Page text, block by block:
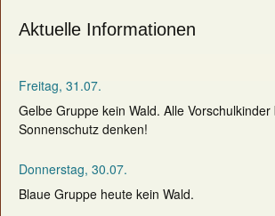
Aktuelle Informationen
Freitag, 31.07.
Gelbe Gruppe kein Wald. Alle Vorschulkinder
Sonnenschutz denken!
Donnerstag, 30.07.
Blaue Gruppe heute kein Wald.